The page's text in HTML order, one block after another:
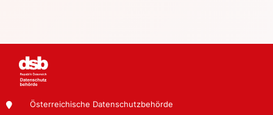
Österreichische Datenschutzbehörde